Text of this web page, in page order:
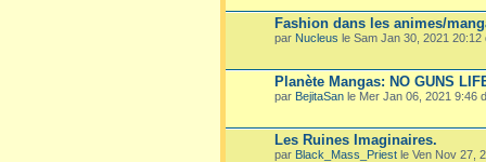
Fashion dans les animes/
par Nucleus le Sam Jan 30, 2021
Planète Mangas: NO GUNS
par BejitaSan le Mer Jan 06, 2021 9:46
Les Ruines Imaginaires.
par Black_Mass_Priest le Ven Nov 27,